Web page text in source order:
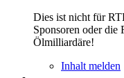
Dies ist nicht für
Sponsoren oder
Ölmilliardäre!
Inhalt melden